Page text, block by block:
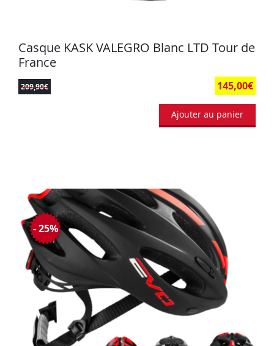
Casque KASK VALEGRO Blanc LTD Tour de
France
209,90€ 145,00€
Ajouter au panier
- 25%